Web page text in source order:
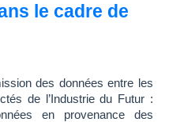
le cadre de
des données entre les
de l’Industrie du Futur :
en provenance des